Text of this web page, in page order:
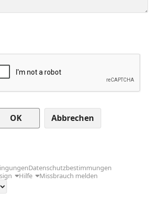
Abbrechen
Datenschutzbestimmungen
Hilfe Missbrauch melden